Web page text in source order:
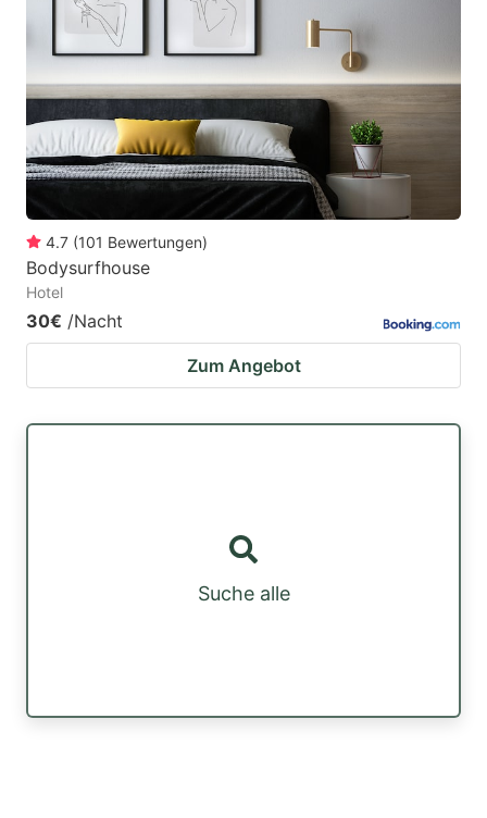
4.7 (101 Bewertungen)
Bodysurfhouse
Hotel
30€ /Nacht
Zum Angebot
Suche alle